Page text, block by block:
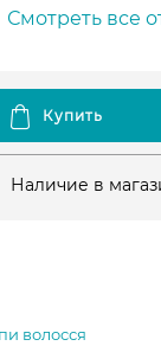
Смотреть все
Наличие в
волосся